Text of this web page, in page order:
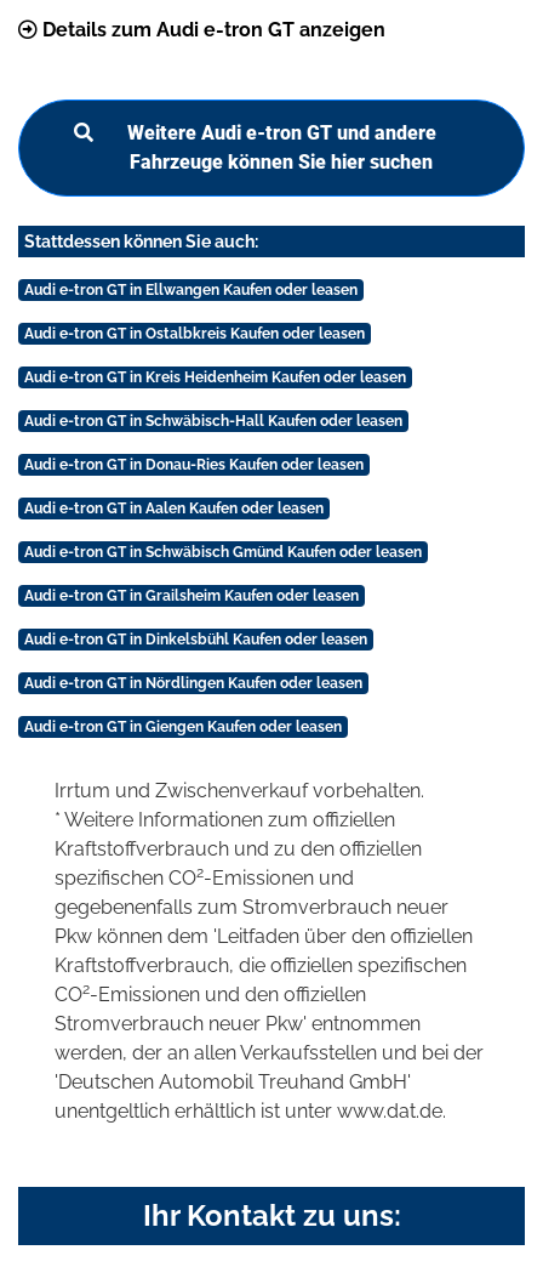
Details zum Audi e-tron GT anzeigen
Weitere Audi e-tron GT und andere
Fahrzeuge können Sie hier suchen
Stattdessen können Sie auch:
Audi e-tron GT in Ellwangen Kaufen oder leasen
Audi e-tron GT in Ostalbkreis Kaufen oder leasen
Audi e-tron GT in Kreis Heidenheim Kaufen oder leasen
Audi e-tron GT in Schwäbisch-Hall Kaufen oder leasen
Audi e-tron GT in Donau-Ries Kaufen oder leasen
Audi e-tron GT in Aalen Kaufen oder leasen
Audi e-tron GT in Schwäbisch Gmünd Kaufen oder leasen
Audi e-tron GT in Grailsheim Kaufen oder leasen
Audi e-tron GT in Dinkelsbühl Kaufen oder leasen
Audi e-tron GT in Nördlingen Kaufen oder leasen
Audi e-tron GT in Giengen Kaufen oder leasen
Irrtum und Zwischenverkauf vorbehalten.
* Weitere Informationen zum offiziellen
Kraftstoffverbrauch und zu den offiziellen
spezifischen CO2-Emissionen und
gegebenenfalls zum Stromverbrauch neuer
Pkw können dem 'Leitfaden über den offiziellen
Kraftstoffverbrauch, die offiziellen spezifischen
CO2-Emissionen und den offiziellen
Stromverbrauch neuer Pkw' entnommen
werden, der an allen Verkaufsstellen und bei der
'Deutschen Automobil Treuhand GmbH'
unentgeltlich erhältlich ist unter www.dat.de.
Ihr Kontakt zu uns: